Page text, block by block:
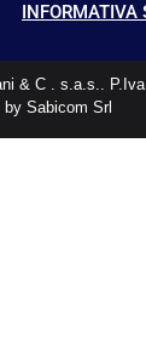
& C . s.a.s..
by Sabicom Srl